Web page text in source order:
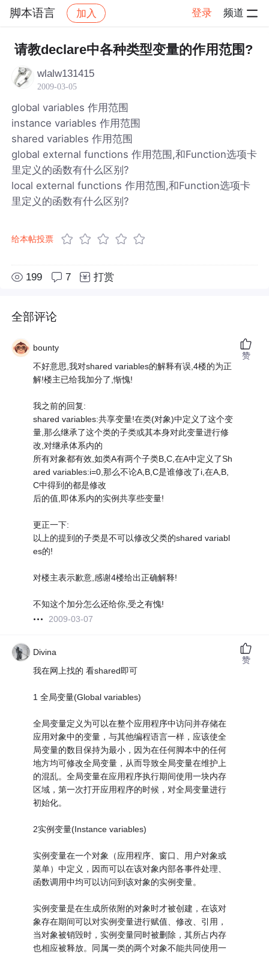
脚本语言 加入 登录 频道
社区 脚本语言 帖子详情
请教declare中各种类型变量的作用范围?
wlalw131415
2009-03-05
global variables 作用范围
instance variables 作用范围
shared variables 作用范围
global external functions 作用范围,和Function选项卡
里定义的函数有什么区别?
local external functions 作用范围,和Function选项卡
里定义的函数有什么区别?
给本帖投票
199 7 打赏
全部评论
bounty
不好意思,我对shared variables的解释有误,4楼的为正
解!楼主已给我加分了,惭愧!
我之前的回复:
shared variables:共享变量!在类(对象)中定义了这个变
量,那么继承了这个类的子类或其本身对此变量进行修
改,对继承体系内的
所有对象都有效,如类A有两个子类B,C,在A中定义了Sh
ared variables:i=0,那么不论A,B,C是谁修改了i,在A,B,
C中得到的都是修改
后的值,即体系内的实例共享些变量!
更正一下:
以上的提到的子类是不可以修改父类的shared variabl
es的!
对楼主表示歉意,感谢4楼给出正确解释!
不知这个加分怎么还给你,受之有愧!
2009-03-07
赞
Divina
我在网上找的 看shared即可
1 全局变量(Global variables)
全局变量定义为可以在整个应用程序中访问并存储在
应用对象中的变量，与其他编程语言一样，应该使全
局变量的数目保持为最小，因为在任何脚本中的任何
地方均可修改全局变量，从而导致全局变量在维护上
的混乱。全局变量在应用程序执行期间使用一块内存
区域，第一次打开应用程序的时候，对全局变量进行
初始化。
2实例变量(Instance variables)
实例变量在一个对象（应用程序、窗口、用户对象或
菜单）中定义，因而可以在该对象内部各事件处理、
函数调用中均可以访问到该对象的实例变量。
实例变量是在生成所依附的对象时才被创建，在该对
象存在期间可以对实例变量进行赋值、修改、引用，
当对象被销毁时，实例变量同时被删除，其所占内存
也相应被释放。同属一类的两个对象不能共同使用一
赞